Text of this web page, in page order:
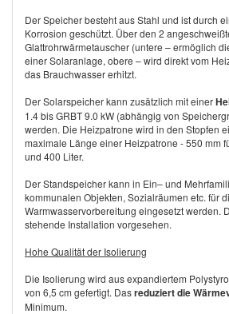
Der Speicher besteht aus Stahl und ist durch
Korrosion geschützt. Über den 2
Glattrohrwärmetauscher (untere – ermöglich
einer Solaranlage, obere – wird direkt vom
das Brauchwasser erhitzt.
Der Solarspeicher kann zusätzlich mit einer
1.4 bis GRBT 9.0 kW (abhängig von
werden. Die Heizpatrone wird in den Stopfen
maximale Länge einer Heizpatrone - 550 mm
und 400 Liter.
Der Standspeicher kann in Ein– und
kommunalen Objekten, Sozialräumen etc. für
Warmwasservorbereitung eingesetzt werden.
stehende Installation vorgesehen.
Hohe Qualität der Isolierung
Die Isolierung wird aus expandiertem
von 6,5 cm gefertigt. Dasreduziert die
Minimum.